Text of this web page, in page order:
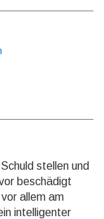
stellen und
beschädigt
allem am
intelligenter